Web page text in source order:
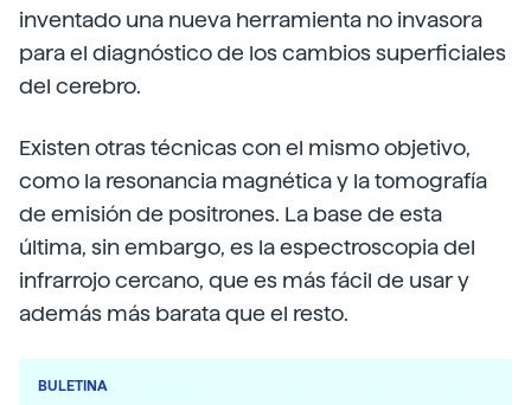
inventado una nueva herramienta no invasora
para el diagnóstico de los cambios superficiales
del cerebro.
Existen otras técnicas con el mismo objetivo,
como la resonancia magnética y la tomografía
de emisión de positrones. La base de esta
última, sin embargo, es la espectroscopia del
infrarrojo cercano, que es más fácil de usar y
además más barata que el resto.
BULETINA